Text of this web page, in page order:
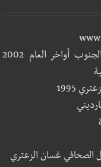
أول صحيفة اليكترونية صدرت في صيدا والجنوب أواخر العام 2002
1995
الصحافي غسان الزعتري